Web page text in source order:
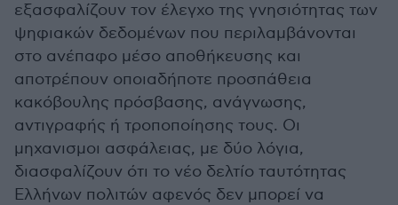
εξασφαλίζουν τον έλεγχο της γνησιότητας των
ψηφιακών δεδομένων που περιλαμβάνονται
στο ανέπαφο μέσο αποθήκευσης και
αποτρέπουν οποιαδήποτε προσπάθεια
κακόβουλης πρόσβασης, ανάγνωσης,
αντιγραφής ή τροποποίησης τους. Οι
μηχανισμοι ασφάλειας, με δύο λόγια,
διασφαλίζουν ότι το νέο δελτίο ταυτότητας
Ελλήνων πολιτών αφενός δεν μπορεί να